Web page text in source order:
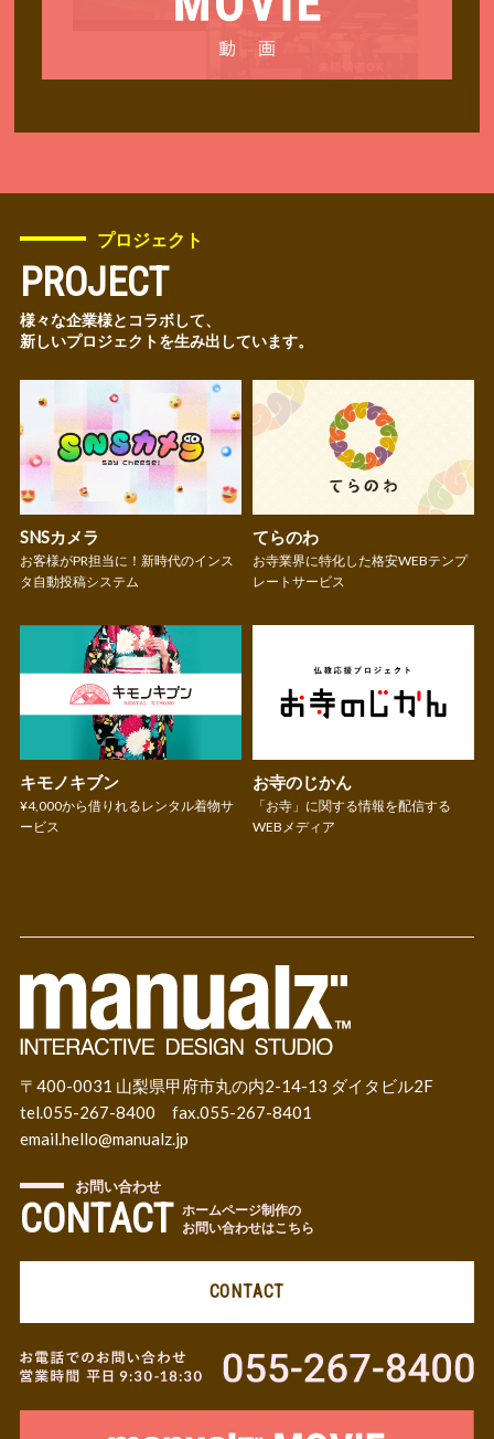
プロジェクト
PROJECT
様々な企業様とコラボして、
新しいプロジェクトを生み出しています。
SNSカメラ
お客様がPR担当に！新時代のインス
タ自動投稿システム
てらのわ
お寺業界に特化した格安WEBテンプ
レートサービス
キモノキブン
¥4,000から借りれるレンタル着物サ
ービス
お寺のじかん
「お寺」に関する情報を配信する
WEBメディア
〒400-0031 山梨県甲府市丸の内2-14-13 ダイタビル2F
tel.055-267-8400 fax.055-267-8401
email.hello@manualz.jp
お問い合わせ
CONTACT ホームページ制作の
お問い合わせはこちら
CONTACT